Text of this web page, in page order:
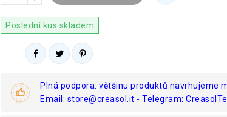
Poslední kus skladem
Plná podpora: většinu produktů navrhujeme
Email: store@creasol.it - Telegram: